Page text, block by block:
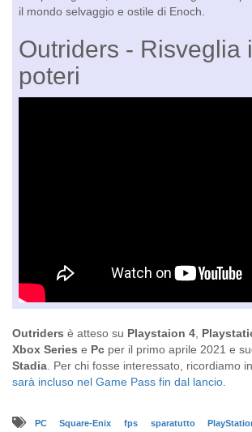
il mondo selvaggio e ostile di Enoch.
Outriders - Risveglia
poteri
Outriders è atteso su Playstaion 4
Xbox Series e Pc per il primo aprile 2021 e
Stadia . Per chi fosse interessato, ricordiamo
sarà incluso nel Game Pass fin dal lancio
PC Square-Enix fps sparatutto